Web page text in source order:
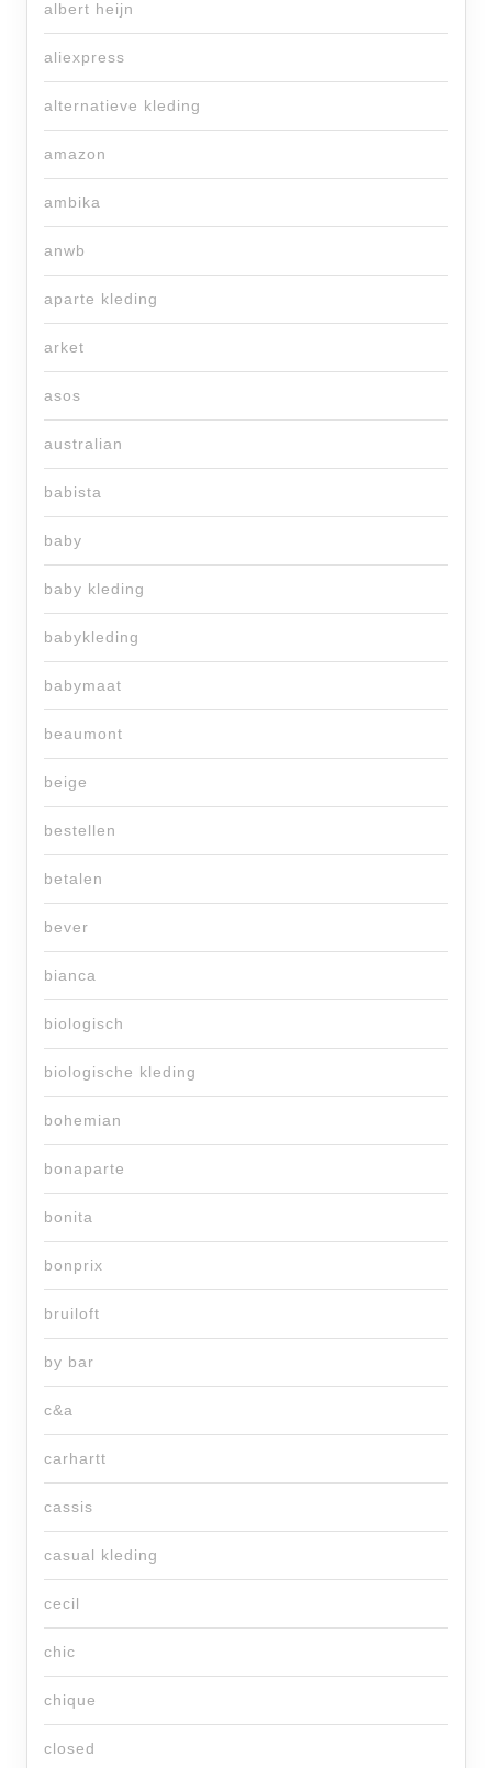
albert heijn
aliexpress
alternatieve kleding
amazon
ambika
anwb
aparte kleding
arket
asos
australian
babista
baby
baby kleding
babykleding
babymaat
beaumont
beige
bestellen
betalen
bever
bianca
biologisch
biologische kleding
bohemian
bonaparte
bonita
bonprix
bruiloft
by bar
c&a
carhartt
cassis
casual kleding
cecil
chic
chique
closed